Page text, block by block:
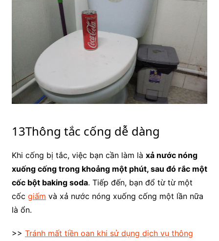
13Thông tắc cống dễ dàng
Khi cống bị tắc, việc bạn cần làm là xả nước nóng
xuống cống trong khoảng một phút, sau đó rắc một
cốc bột baking soda. Tiếp đến, bạn đổ từ từ một
cốc giấm và xả nước nóng xuống cống một lần nữa
là ổn.
>> Tránh mất tiền oan khi sử dụng dịch vụ thông